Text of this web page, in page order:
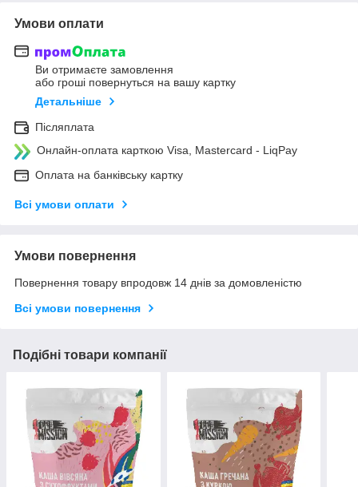
Умови оплати
Ви отримаєте замовлення
або гроші повернуться на вашу картку
Детальніше
Післяплата
Онлайн-оплата карткою Visa, Mastercard - LiqPay
Оплата на банківську картку
Всі умови оплати
Умови повернення
Повернення товару впродовж 14 днів за домовленістю
Всі умови повернення
Подібні товари компанії